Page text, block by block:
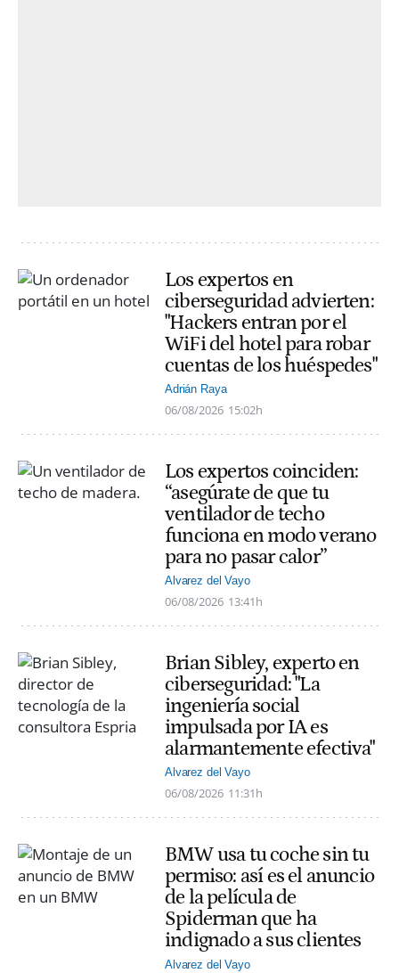
Los expertos en
ciberseguridad advierten:
"Hackers entran por el
WiFi del hotel para robar
cuentas de los huéspedes"
Adrián Raya
06/08/2026 15:02h
Los expertos coinciden:
“asegúrate de que tu
ventilador de techo
funciona en modo verano
para no pasar calor”
Alvarez del Vayo
06/08/2026 13:41h
Brian Sibley, experto en
ciberseguridad: "La
ingeniería social
impulsada por IA es
alarmantemente efectiva"
Alvarez del Vayo
06/08/2026 11:31h
BMW usa tu coche sin tu
permiso: así es el anuncio
de la película de
Spiderman que ha
indignado a sus clientes
Alvarez del Vayo